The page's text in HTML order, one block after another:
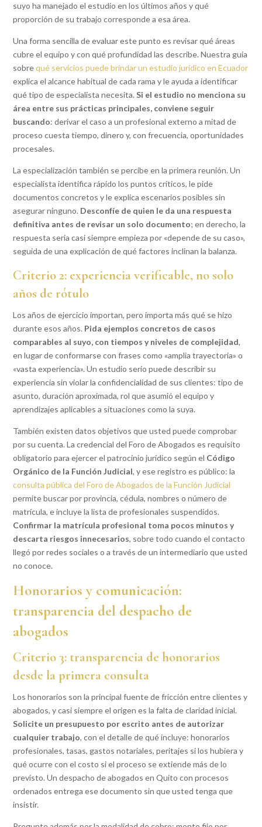
suyo ha manejado el estudio en los últimos años y qué
proporción de su trabajo corresponde a esa área.
Una forma sencilla de evaluar este punto es revisar qué áreas
cubre el equipo y con qué profundidad las describe. Nuestra guía
sobrequé servicios puede brindar un estudio jurídico en Ecuador
explica el alcance habitual de cada rama y le ayuda a identificar
qué tipo de especialista necesita.Si el estudio no menciona su
área entre sus prácticas principales, conviene seguir
buscando: derivar el caso a un profesional externo a mitad de
proceso cuesta tiempo, dinero y, con frecuencia, oportunidades
procesales.
La especialización también se percibe en la primera reunión. Un
especialista identifica rápido los puntos críticos, le pide
documentos concretos y le explica escenarios posibles sin
asegurar ninguno. Desconfíe de quien le da una respuesta
definitiva antes de revisar un solo documento; en derecho, la
respuesta seria casi siempre empieza por «depende de su caso»,
seguida de una explicación de qué factores inclinan la balanza.
Criterio 2: experiencia verificable, no solo
años de rótulo
Los años de ejercicio importan, pero importa más qué se hizo
durante esos años. Pida ejemplos concretos de casos
comparables al suyo, con tiempos y niveles de complejidad,
en lugar de conformarse con frases como «amplia trayectoria» o
«vasta experiencia». Un estudio serio puede describir su
experiencia sin violar la confidencialidad de sus clientes: tipo de
asunto, duración aproximada, rol que asumió el equipo y
aprendizajes aplicables a situaciones como la suya.
También existen datos objetivos que usted puede comprobar
por su cuenta. La credencial del Foro de Abogados es requisito
obligatorio para ejercer el patrocinio jurídico según el Código
Orgánico de la Función Judicial, y ese registro es público: la
consulta pública del Foro de Abogados de la Función Judicial
permite buscar por provincia, cédula, nombres o número de
matrícula, e incluye la lista de profesionales suspendidos.
Confirmar la matrícula profesional toma pocos minutos y
descarta riesgos innecesarios, sobre todo cuando el contacto
llegó por redes sociales o a través de un intermediario que usted
no conoce.
Honorarios y comunicación:
transparencia del despacho de
abogados
Criterio 3: transparencia de honorarios
desde la primera consulta
Los honorarios son la principal fuente de fricción entre clientes y
abogados, y casi siempre el origen es la falta de claridad inicial.
Solicite un presupuesto por escrito antes de autorizar
cualquier trabajo, con el detalle de qué incluye: honorarios
profesionales, tasas, gastos notariales, peritajes si los hubiera y
qué ocurre con el costo si el proceso se extiende más de lo
previsto. Un despacho de abogados en Quito con procesos
ordenados entrega ese documento sin que usted tenga que
insistir.